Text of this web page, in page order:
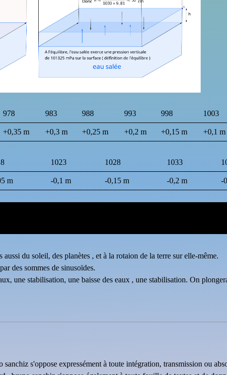
978 983 988 993 998 1003
+0,35 m +0,3 m +0,25 m +0,2 m +0,15 m +0,1 m
1023 1028 1033
m -0,1 m -0,15 m -0,2 m -
du soleil, des planètes , et à la rotaion de la terre sur elle-même.
des sommes de sinusoïdes.
une stabilisation, une baisse des eaux , une stabilisation. On
s'oppose expressément à toute intégration, transmission ou